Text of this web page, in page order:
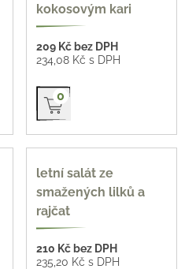
kokosovým kari
209 Kč bez DPH
234,08 Kč s DPH
Přidat do košíku
0
letní salát ze
smažených lilků a
rajčat
210 Kč bez DPH
235,20 Kč s DPH